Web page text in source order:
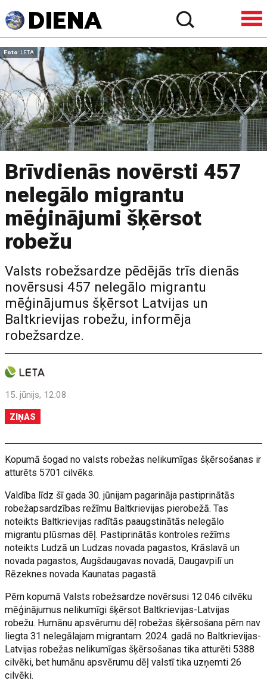
Foto: LETA
Brīvdienās novērsti 457
nelegālo migrantu
mēģinājumi šķērsot
robežu
Valsts robežsardze pēdējās trīs dienās
novērsusi 457 nelegālo migrantu
mēģinājumus šķērsot Latvijas un
Baltkrievijas robežu, informēja
robežsardze.
15. jūnijs, 12:08
ZIŅAS
Kopumā šogad no valsts robežas nelikumīgas šķērsošanas ir
atturēts 5701 cilvēks.
Valdība līdz šī gada 30. jūnijam pagarināja pastiprinātās
robežapsardzības režīmu Baltkrievijas pierobežā. Tas
noteikts Baltkrievijas radītās paaugstinātās nelegālo
migrantu plūsmas dēļ. Pastiprinātās kontroles režīms
noteikts Ludzā un Ludzas novada pagastos, Krāslavā un
novada pagastos, Augšdaugavas novadā, Daugavpilī un
Rēzeknes novada Kaunatas pagastā.
Pērn kopumā Valsts robežsardze novērsusi 12 046 cilvēku
mēģinājumus nelikumīgi šķērsot Baltkrievijas-Latvijas
robežu. Humānu apsvērumu dēļ robežas šķērsošana pērn nav
liegta 31 nelegālajam migrantam. 2024. gadā no Baltkrievijas-
Latvijas robežas nelikumīgas šķērsošanas tika atturēti 5388
cilvēki, bet humānu apsvērumu dēļ valstī tika uzņemti 26
cilvēki.